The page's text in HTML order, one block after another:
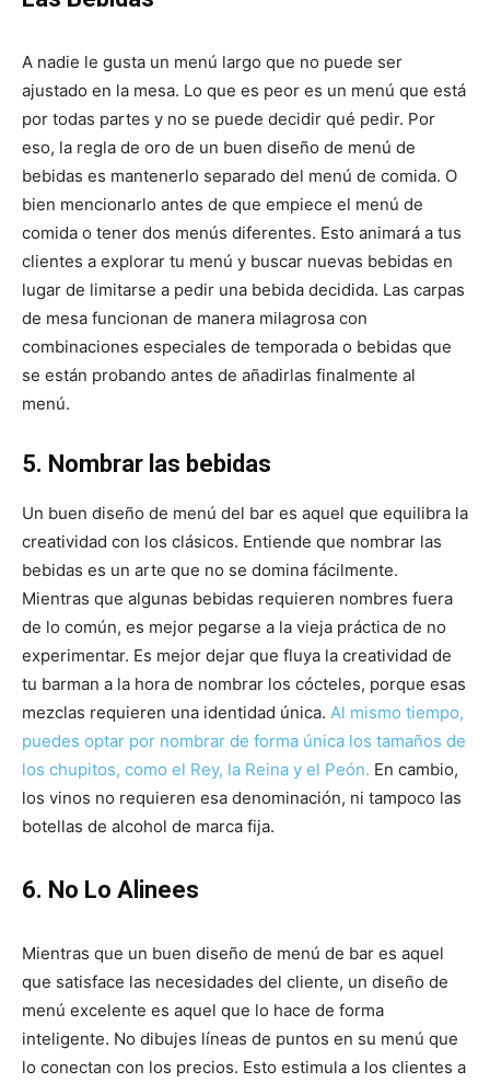
A nadie le gusta un menú largo que no puede ser
ajustado en la mesa. Lo que es peor es un menú que está
por todas partes y no se puede decidir qué pedir. Por
eso, la regla de oro de un buen diseño de menú de
bebidas es mantenerlo separado del menú de comida. O
bien mencionarlo antes de que empiece el menú de
comida o tener dos menús diferentes. Esto animará a tus
clientes a explorar tu menú y buscar nuevas bebidas en
lugar de limitarse a pedir una bebida decidida. Las carpas
de mesa funcionan de manera milagrosa con
combinaciones especiales de temporada o bebidas que
se están probando antes de añadirlas finalmente al
menú.
5. Nombrar las bebidas
Un buen diseño de menú del bar es aquel que equilibra la
creatividad con los clásicos. Entiende que nombrar las
bebidas es un arte que no se domina fácilmente.
Mientras que algunas bebidas requieren nombres fuera
de lo común, es mejor pegarse a la vieja práctica de no
experimentar. Es mejor dejar que fluya la creatividad de
tu barman a la hora de nombrar los cócteles, porque esas
mezclas requieren una identidad única. Al mismo tiempo,
puedes optar por nombrar de forma única los tamaños de
los chupitos, como el Rey, la Reina y el Peón. En cambio,
los vinos no requieren esa denominación, ni tampoco las
botellas de alcohol de marca fija.
6. No Lo Alinees
Mientras que un buen diseño de menú de bar es aquel
que satisface las necesidades del cliente, un diseño de
menú excelente es aquel que lo hace de forma
inteligente. No dibujes líneas de puntos en su menú que
lo conectan con los precios. Esto estimula a los clientes a